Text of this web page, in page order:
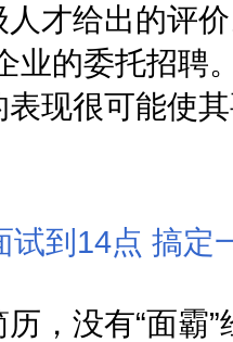
才给出的评
业的委托招聘
现很可能使
试到14点 搞定
，没有“面霸